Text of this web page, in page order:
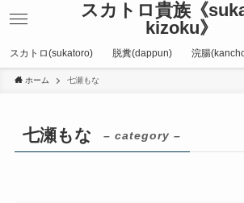
スカトロ貴族《
kizoku》
スカトロ(sukatoro) 脱糞(dappun) 浣腸
ホーム 七瀬もな
七瀬もな – category –